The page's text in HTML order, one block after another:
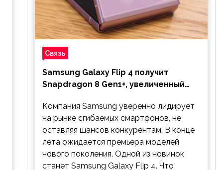
Связь
Samsung Galaxy Flip 4 получит
Snapdragon 8 Gen1+, увеличенный
дешевле предшественника
Компания Samsung уверенно лидирует
на рынке сгибаемых смартфонов, не
оставляя шансов конкурентам. В конце
лета ожидается премьера моделей
нового поколения. Одной из новинок
станет Samsung Galaxy Flip 4. Что